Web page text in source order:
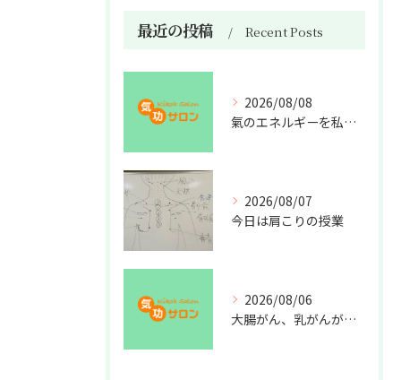
最近の投稿 Recent Posts
2026/08/08
氣のエネルギーを私利私欲のために使うな
2026/08/07
今日は肩こりの授業
2026/08/06
大腸がん、乳がんが増えた理由